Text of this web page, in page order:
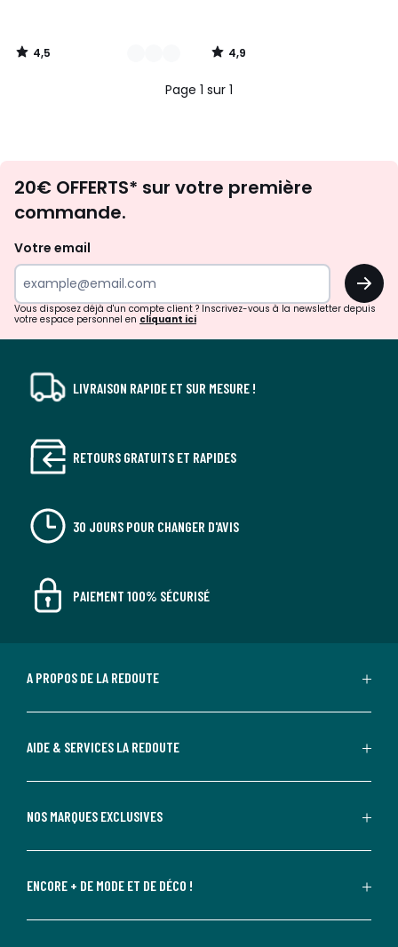
4,5
/
4,9
/
Page 1 sur 1
d'inspirations
surprises?
20€ OFFERTS* sur votre première
commande.
Votre email
OK
Vous disposez déjà d'un compte client ? Inscrivez-vous à la newsletter depuis
votre espace personnel en cliquant ici
LIVRAISON RAPIDE ET SUR MESURE !
RETOURS GRATUITS ET RAPIDES
30 JOURS POUR CHANGER D'AVIS
PAIEMENT 100% SÉCURISÉ
A PROPOS DE LA REDOUTE
AIDE & SERVICES LA REDOUTE
NOS MARQUES EXCLUSIVES
ENCORE + DE MODE ET DE DÉCO !